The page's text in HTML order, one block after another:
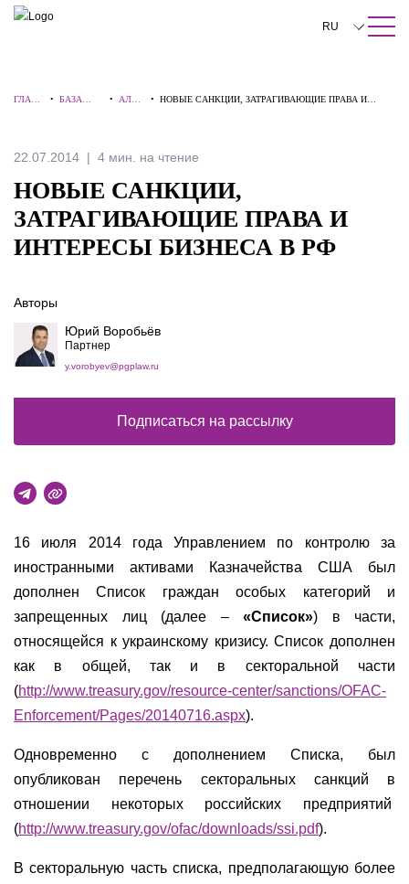
ПОИСК ПО САЙТУ Закрыть
RU
中文
Italiano
ГЛАВН
• БАЗА
•
АЛЕР
•НОВЫЕ САНКЦИИ, ЗАТРАГИВАЮЩИЕ ПРАВА И
22.07.2014 4 мин. на чтение
НОВЫЕ САНКЦИИ,
ЗАТРАГИВАЮЩИЕ ПРАВА И
ИНТЕРЕСЫ БИЗНЕСА В РФ
16 июля 2014 года Управлением по контролю за
иностранными активами Казначейства США был
дополнен Список граждан особых категорий и
запрещенных лиц (далее – «Список») в части,
относящейся к украинскому кризису. Список дополнен
как в общей, так и в секторальной части
(http://www.treasury.gov/resource-center/sanctions/OFAC-
Enforcement/Pages/20140716.aspx).
Одновременно с дополнением Списка, был
опубликован перечень секторальных санкций в
отношении некоторых российских предприятий
(http://www.treasury.gov/ofac/downloads/ssi.pdf).
В секторальную часть списка, предполагающую более
Авторы
Юрий Воробьёв
Партнер
y.vorobyev@pgplaw.ru
Подписаться на рассылку